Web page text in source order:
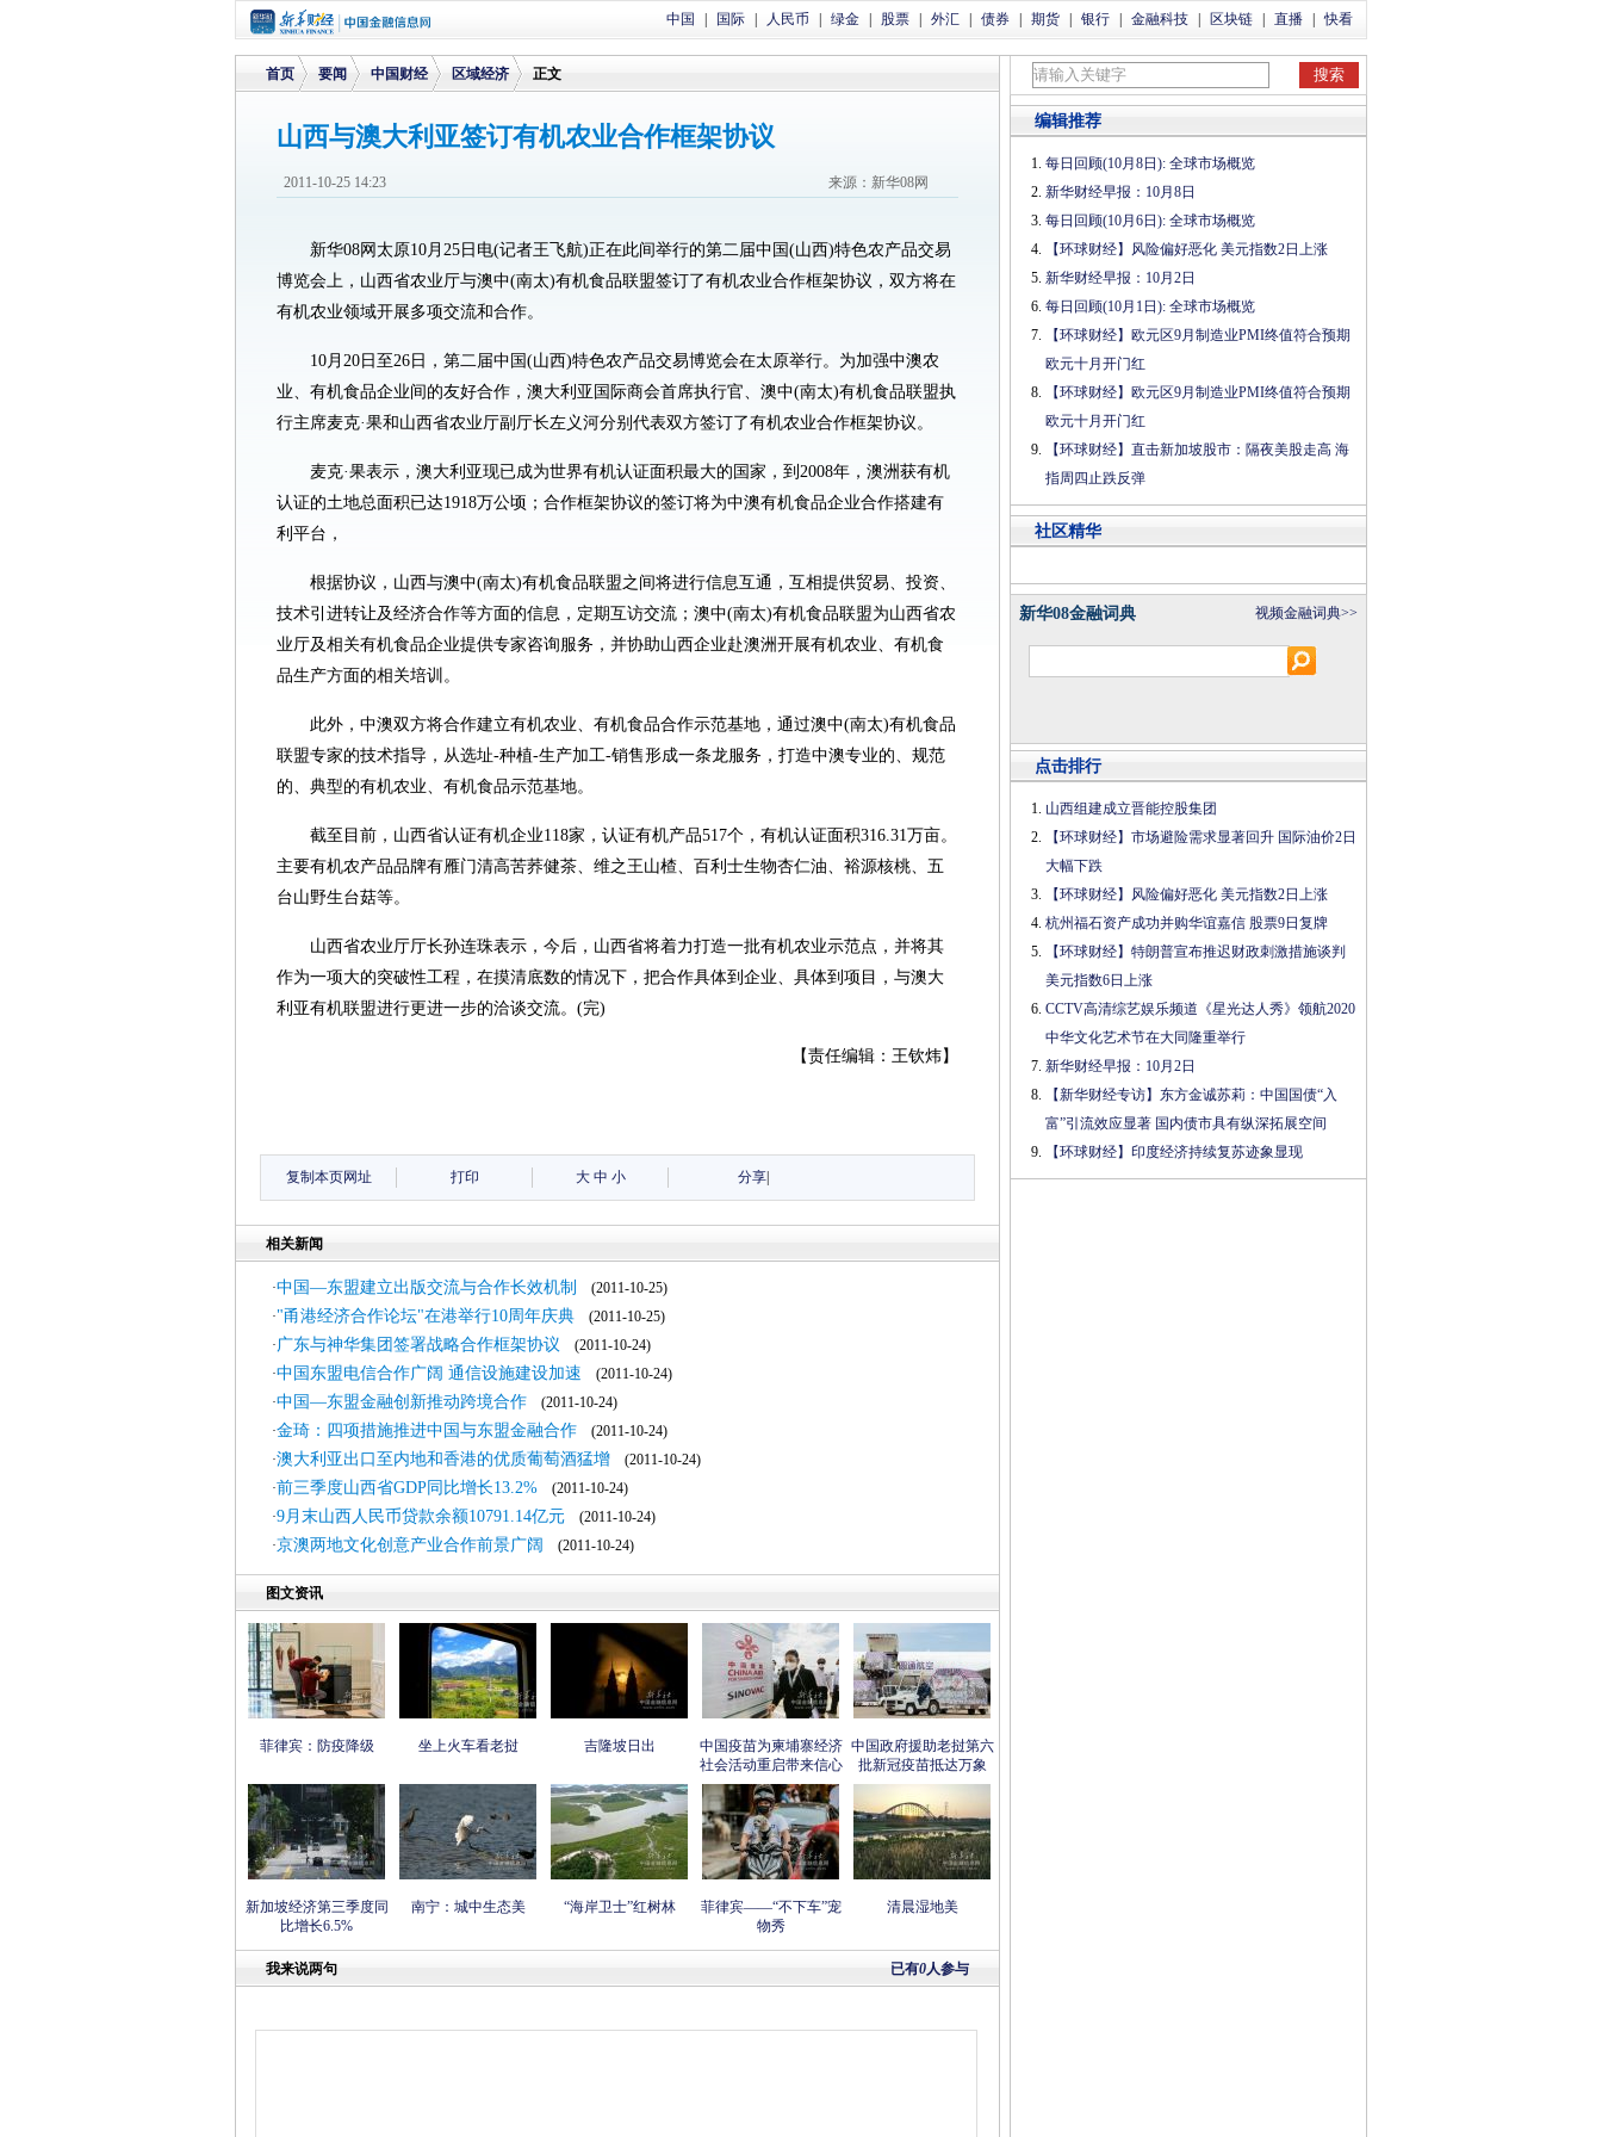
中国 国际 人民币 绿金 股票 外汇 债券 期货 银行 金融科技 区块链 直播 快看
首页
>
要闻
>
中国财经 区域经济 正文
山西与澳大利亚签订有机农业合作框架协议
来源：新华08网
2011-10-25 14:23
新华08网太原10月25日电(记者王飞航)正在此间举行的第二届中国(山西)特色农产品交易
博览会上，山西省农业厅与澳中(南太)有机食品联盟签订了有机农业合作框架协议，双方将在
有机农业领域开展多项交流和合作。
10月20日至26日，第二届中国(山西)特色农产品交易博览会在太原举行。为加强中澳农
业、有机食品企业间的友好合作，澳大利亚国际商会首席执行官、澳中(南太)有机食品联盟执
行主席麦克·果和山西省农业厅副厅长左义河分别代表双方签订了有机农业合作框架协议。
麦克·果表示，澳大利亚现已成为世界有机认证面积最大的国家，到2008年，澳洲获有机
认证的土地总面积已达1918万公顷；合作框架协议的签订将为中澳有机食品企业合作搭建有
利平台，
根据协议，山西与澳中(南太)有机食品联盟之间将进行信息互通，互相提供贸易、投资、
技术引进转让及经济合作等方面的信息，定期互访交流；澳中(南太)有机食品联盟为山西省农
业厅及相关有机食品企业提供专家咨询服务，并协助山西企业赴澳洲开展有机农业、有机食
品生产方面的相关培训。
此外，中澳双方将合作建立有机农业、有机食品合作示范基地，通过澳中(南太)有机食品
联盟专家的技术指导，从选址-种植-生产加工-销售形成一条龙服务，打造中澳专业的、规范
的、典型的有机农业、有机食品示范基地。
截至目前，山西省认证有机企业118家，认证有机产品517个，有机认证面积316.31万亩。
主要有机农产品品牌有雁门清高苦荞健茶、维之王山楂、百利士生物杏仁油、裕源核桃、五
台山野生台菇等。
山西省农业厅厅长孙连珠表示，今后，山西省将着力打造一批有机农业示范点，并将其
作为一项大的突破性工程，在摸清底数的情况下，把合作具体到企业、具体到项目，与澳大
利亚有机联盟进行更进一步的洽谈交流。(完)
【责任编辑：王钦炜】
复制本页网址 打印 大 中 小 分享
相关新闻
·中国—东盟建立出版交流与合作长效机制
(2011-10-25)
·"甬港经济合作论坛"在港举行10周年庆典 (2011-10-25)
·广东与神华集团签署战略合作框架协议 (2011-10-24)
·中国东盟电信合作广阔 通信设施建设加速 (2011-10-24)
·中国—东盟金融创新推动跨境合作 (2011-10-24)
·金琦：四项措施推进中国与东盟金融合作 (2011-10-24)
·澳大利亚出口至内地和香港的优质葡萄酒猛增 (2011-10-24)
·前三季度山西省GDP同比增长13.2% (2011-10-24)
·9月末山西人民币贷款余额10791.14亿元 (2011-10-24)
·京澳两地文化创意产业合作前景广阔 (2011-10-24)
图文资讯
菲律宾：防疫降级 坐上火车看老挝 吉隆坡日出
中国疫苗为柬埔寨经济
社会活动重启带来信心
中国政府援助老挝第六
批新冠疫苗抵达万象
新加坡经济第三季度同
比增长6.5%
南宁：城中生态美 “海岸卫士”红树林
菲律宾——“不下车”宠
物秀
清晨湿地美
已有0人参与
我来说两句
编辑推荐
每日回顾(10月8日): 全球市场概览
新华财经早报：10月8日
每日回顾(10月6日): 全球市场概览
【环球财经】风险偏好恶化 美元指数2日上涨
新华财经早报：10月2日
每日回顾(10月1日): 全球市场概览
【环球财经】欧元区9月制造业PMI终值符合预期
欧元十月开门红
【环球财经】欧元区9月制造业PMI终值符合预期
欧元十月开门红
【环球财经】直击新加坡股市：隔夜美股走高 海
指周四止跌反弹
社区精华
新华08金融词典 视频金融词典>>
点击排行
山西组建成立晋能控股集团
【环球财经】市场避险需求显著回升 国际油价2日
大幅下跌
【环球财经】风险偏好恶化 美元指数2日上涨
杭州福石资产成功并购华谊嘉信 股票9日复牌
【环球财经】特朗普宣布推迟财政刺激措施谈判
美元指数6日上涨
CCTV高清综艺娱乐频道《星光达人秀》领航2020
中华文化艺术节在大同隆重举行
新华财经早报：10月2日
【新华财经专访】东方金诚苏莉：中国国债“入
富”引流效应显著 国内债市具有纵深拓展空间
【环球财经】印度经济持续复苏迹象显现